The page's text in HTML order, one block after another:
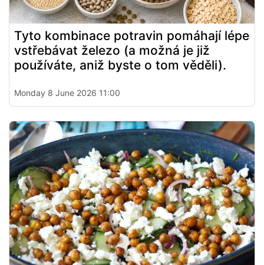
Tyto kombinace potravin pomáhají lépe
vstřebávat železo (a možná je již
používáte, aniž byste o tom věděli).
Monday 8 June 2026 11:00